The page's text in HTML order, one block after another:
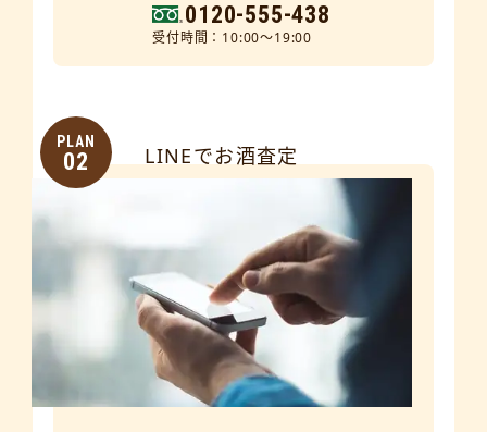
0120-555-438
受付時間：10:00～19:00
PLAN
02 LINEでお酒査定